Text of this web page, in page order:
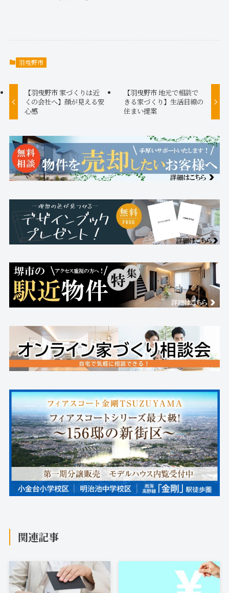
羽曳野市
【羽曳野市 家づくりは近
くの会社へ】顔が見える安
心感
【羽曳野市 地元で相談で
きる家づくり】生活目線の
住まい提案
関連記事